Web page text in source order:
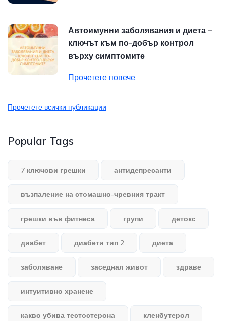
Автоимунни заболявания и диета –
ключът към по-добър контрол
върху симптомите
Прочетете повече
Прочетете всички публикации
Popular Tags
7 ключови грешки антидепресанти
възпаление на стомашно-чревния тракт
грешки във фитнеса групи детокс
диабет диабети тип 2 диета
заболяване заседнал живот здраве
интуитивно хранене
какво убива тестостерона кленбутерол